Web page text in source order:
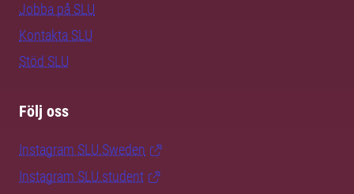
Jobba på SLU
Kontakta SLU
Stöd SLU
Följ oss
Instagram SLU.Sweden
Instagram SLU.student